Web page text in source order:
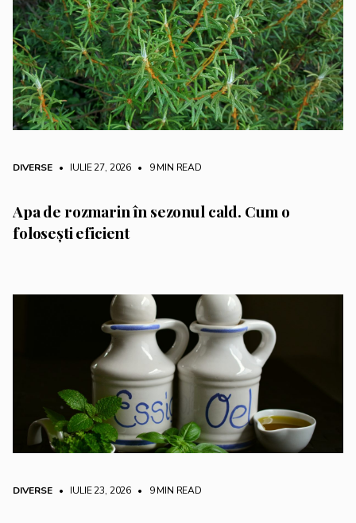
DIVERSE • IULIE 27, 2026 • 9 MIN READ
Apa de rozmarin în sezonul cald. Cum o
folosești eficient
DIVERSE • IULIE 23, 2026 • 9 MIN READ